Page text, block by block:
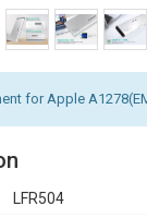
for Apple
LFR504